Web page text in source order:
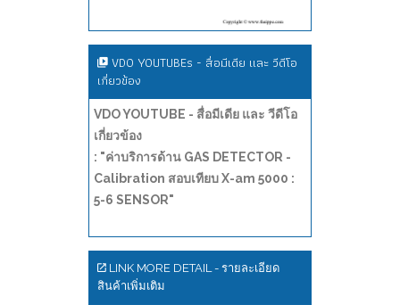
VDO YOUTUBEs - สื่อมีเดีย และ วีดีโอ
เกี่ยวข้อง
VDO YOUTUBE - สื่อมีเดีย และ วีดีโอ
เกี่ยวข้อง
: "ค่าบริการด้าน GAS DETECTOR -
Calibration สอบเทียบ X-am 5000 :
5-6 SENSOR"
LINK MORE DETAIL - รายละเอียด
สินค้าเพิ่มเติม